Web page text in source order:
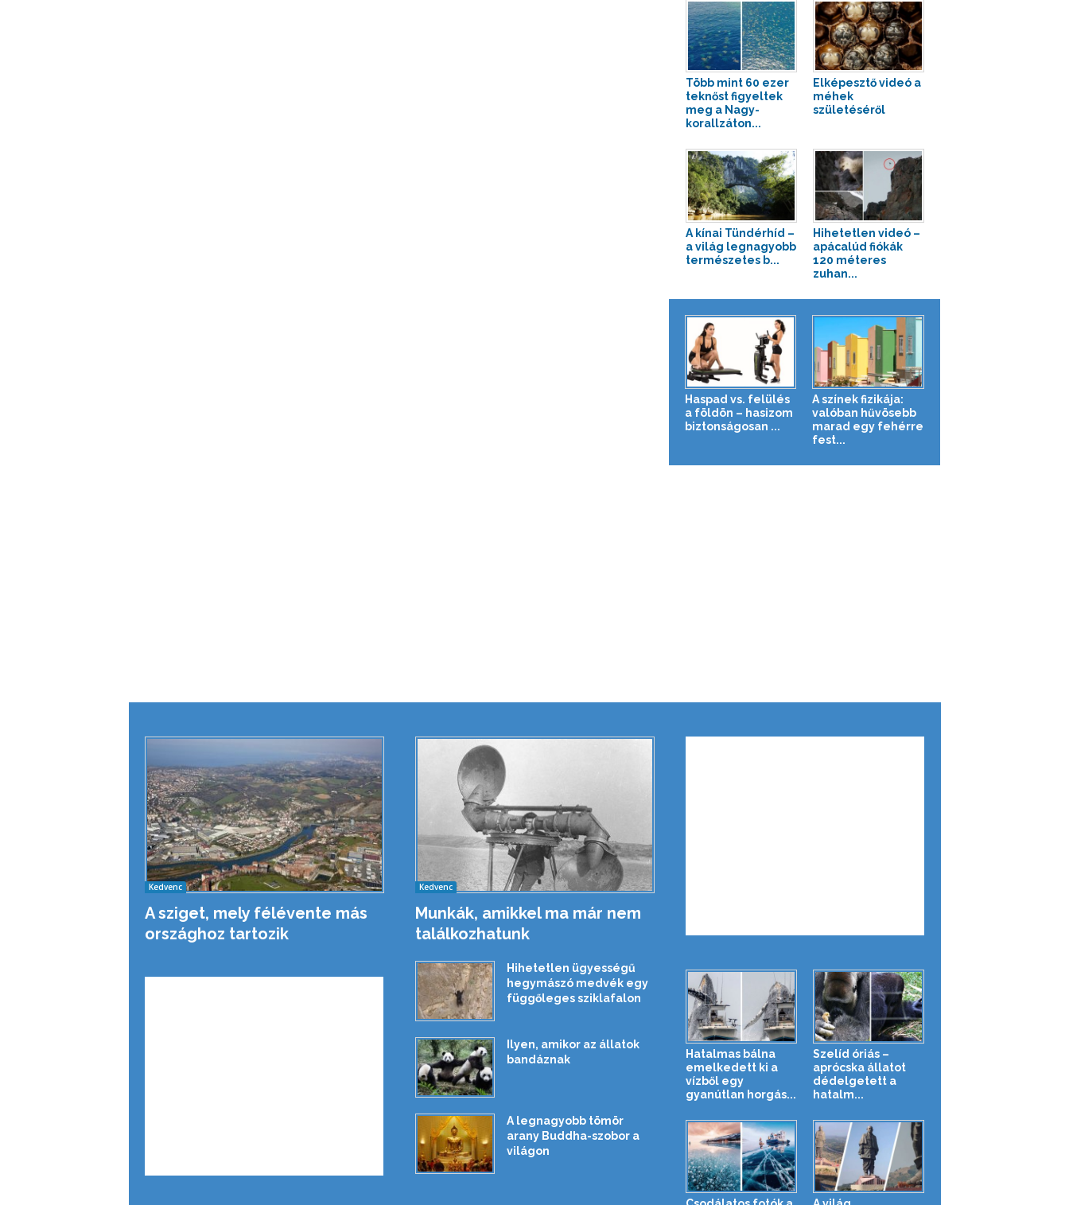
Több mint 60 ezer
teknőst figyeltek
meg a Nagy-
korallzáton...
Elképesztő videó a
méhek
születéséről
A kínai Tündérhíd –
a világ legnagyobb
természetes b...
Hihetetlen videó –
apácalúd fiókák
120 méteres
zuhan...
Haspad vs. felülés
a földön – hasizom
biztonságosan ...
A színek fizikája:
valóban hűvösebb
marad egy fehérre
fest...
Kedvenc
A sziget, mely félévente más
országhoz tartozik
Kedvenc
Munkák, amikkel ma már nem
találkozhatunk
Hihetetlen ügyességű
hegymászó medvék egy
függőleges sziklafalon
Ilyen, amikor az állatok
bandáznak
A legnagyobb tömör
arany Buddha-szobor a
világon
Hatalmas bálna
emelkedett ki a
vízből egy
gyanútlan horgás...
Szelíd óriás –
aprócska állatot
dédelgetett a
hatalm...